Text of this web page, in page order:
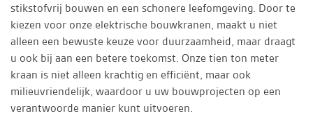
stikstofvrij bouwen en een schonere leefomgeving. Door te
kiezen voor onze elektrische bouwkranen, maakt u niet
alleen een bewuste keuze voor duurzaamheid, maar draagt
u ook bij aan een betere toekomst. Onze tien ton meter
kraan is niet alleen krachtig en efficiënt, maar ook
milieuvriendelijk, waardoor u uw bouwprojecten op een
verantwoorde manier kunt uitvoeren.